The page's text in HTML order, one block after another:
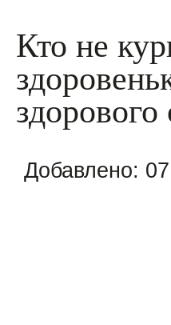
Кто не
Добавлено: